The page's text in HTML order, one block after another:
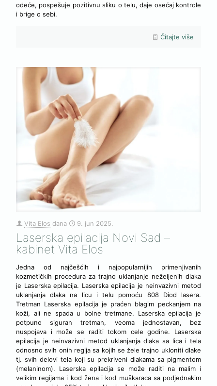
odeće, pospešuje pozitivnu sliku o telu, daje osećaj kontrole
i brige o sebi.
Čitajte više
Vita Elos dana 9. jun 2025.
Laserska epilacija Novi Sad –
kabinet Vita Elos
Jedna od najčešćih i najpopularnijih primenjivanih
kozmetičkih procedura za trajno uklanjanje neželjenih dlaka
je Laserska epilacija. Laserska epilacija je neinvazivni metod
uklanjanja dlaka na licu i telu pomoću 808 Diod lasera.
Tretman Laserska epilacija je praćen blagim peckanjem na
koži, ali ne spada u bolne tretmane. Laserska epilacija je
potpuno siguran tretman, veoma jednostavan, bez
nuspojava i može se raditi tokom cele godine. Laserska
epilacija je neinvazivni metod uklanjanja dlaka sa lica i tela
odnosno svih onih regija sa kojih se žele trajno ukloniti dlake
tj. svih delovi tela koji su prekriveni dlakama sa pigmentom
(melaninom). Laserska epilacija se može raditi na malim i
velikim regijama i kod žena i kod muškaraca sa podjednakim